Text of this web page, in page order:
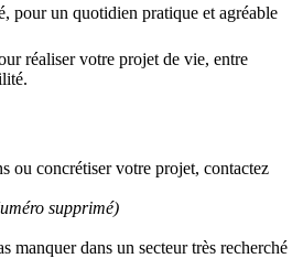
pour un quotidien pratique et agréable
réaliser votre projet de vie, entre
ou concrétiser votre projet, contactez
supprimé)
manquer dans un secteur très recherché